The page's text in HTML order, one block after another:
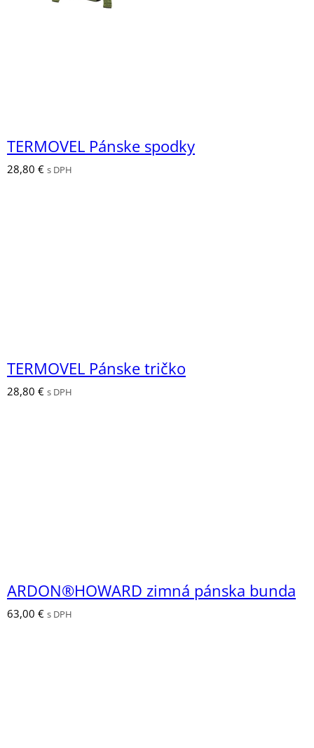
TERMOVEL Pánske spodky
28,80 € s DPH
TERMOVEL Pánske tričko
28,80 € s DPH
ARDON®HOWARD zimná pánska bunda
63,00 € s DPH